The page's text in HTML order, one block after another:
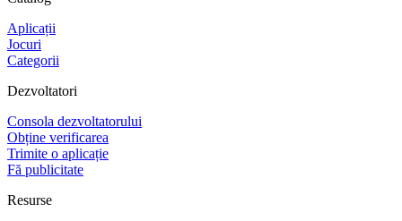
Aplicații
Jocuri
Categorii
Dezvoltatori
Consola dezvoltatorului
Obține verificarea
Trimite o aplicație
Fă publicitate
Resurse